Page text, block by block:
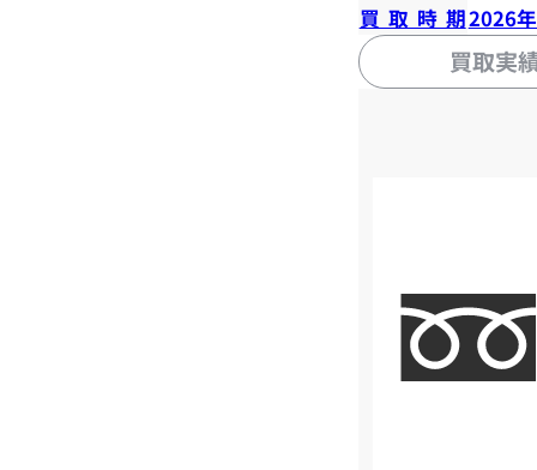
買取時期2026
買取実